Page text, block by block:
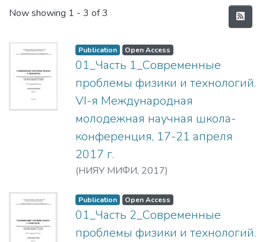
Recent Submissions
Now showing 1 - 3 of 3
Publication Open Access
01_Часть 1_Современные
проблемы физики и технологий.
VI-я Международная
молодежная научная школа-
конференция, 17-21 апреля
2017 г.
(НИЯУ МИФИ, 2017)
Publication Open Access
01_Часть 2_Современные
проблемы физики и технологий.